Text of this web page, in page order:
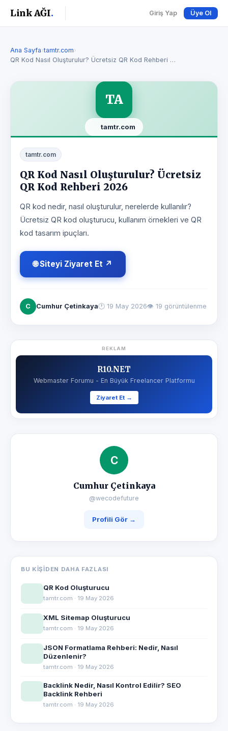
Link AĞI. Giriş Yap Üye Ol
Ana Sayfa›tamtr.com›
QR Kod Nasıl Oluşturulur? Ücretsiz QR Kod Rehberi …
TA
tamtr.com
tamtr.com
QR Kod Nasıl Oluşturulur? Ücretsiz
QR Kod Rehberi 2026
QR kod nedir, nasıl oluşturulur, nerelerde kullanılır?
Ücretsiz QR kod oluşturucu, kullanım örnekleri ve QR
kod tasarım ipuçları.
🌐 Siteyi Ziyaret Et ↗
C Cumhur Çetinkaya🕐 19 May 2026👁 19 görüntülenme
REKLAM
R10.NET
Webmaster Forumu - En Büyük Freelancer Platformu
Ziyaret Et →
C
Cumhur Çetinkaya
@wecodefuture
Profili Gör →
BU KIŞIDEN DAHA FAZLASI
QR Kod Oluşturucu
tamtr.com · 19 May 2026
XML Sitemap Oluşturucu
tamtr.com · 19 May 2026
JSON Formatlama Rehberi: Nedir, Nasıl
Düzenlenir?
tamtr.com · 19 May 2026
Backlink Nedir, Nasıl Kontrol Edilir? SEO
Backlink Rehberi
tamtr.com · 19 May 2026